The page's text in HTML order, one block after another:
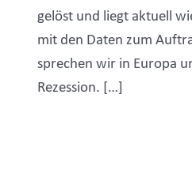
gelöst und liegt aktuell
mit den Daten zum
sprechen wir in Europa
Rezession. […]